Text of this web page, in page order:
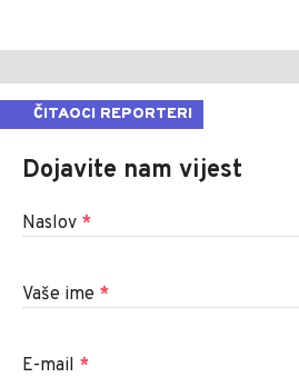
ČITAOCI REPORTERI
Dojavite nam vijest
Naslov *
Vaše ime *
E-mail *